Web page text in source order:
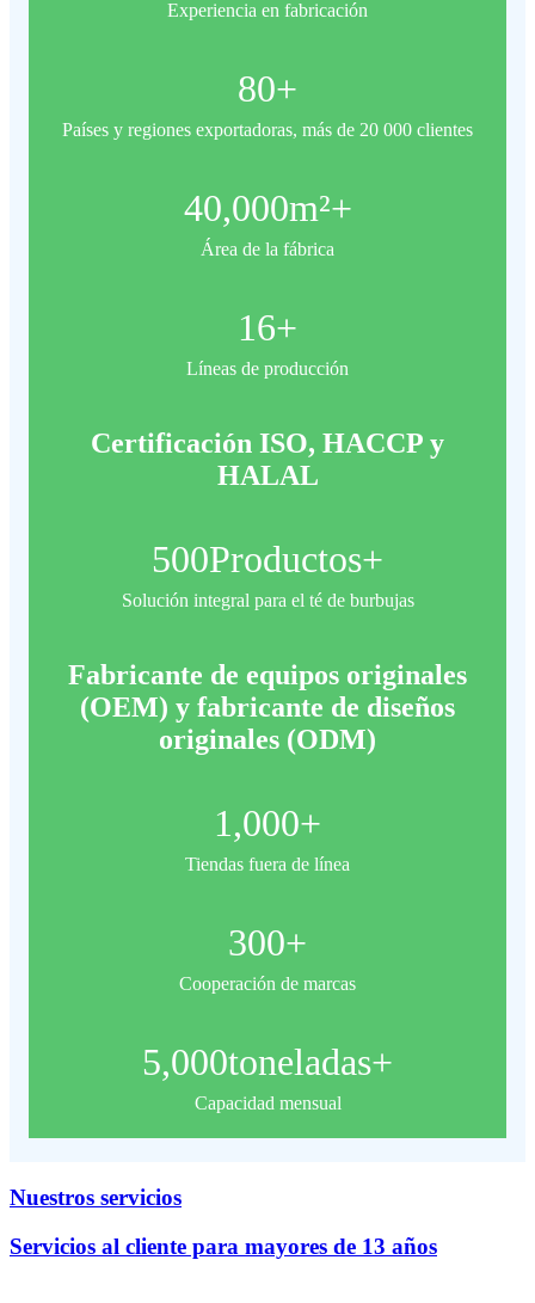
Experiencia en fabricación
80+
Países y regiones exportadoras, más de 20 000 clientes
40,000m²+
Área de la fábrica
16+
Líneas de producción
Certificación ISO, HACCP y
HALAL
500Productos+
Solución integral para el té de burbujas
Fabricante de equipos originales
(OEM) y fabricante de diseños
originales (ODM)
1,000+
Tiendas fuera de línea
300+
Cooperación de marcas
5,000toneladas+
Capacidad mensual
Nuestros servicios
Servicios al cliente para mayores de 13 años